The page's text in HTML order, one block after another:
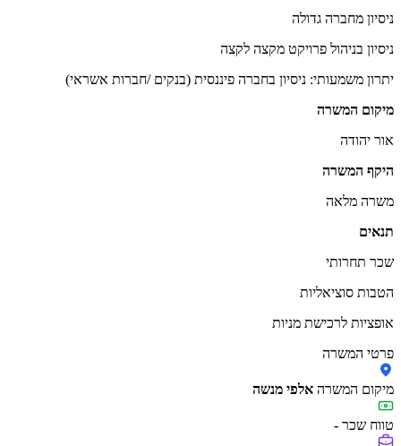
ניסיון מחברה גדולה
ניסיון בניהול פרויקט מקצה לקצה
יתרון משמעותי: ניסיון בחברה פיננסית (בנקים /חברות אשראי)
מיקום המשרה
אור יהודה
היקף המשרה
משרה מלאה
תנאים
שכר תחרותי
הטבות סוציאליות
אופציות לרכישת מניות
פרטי המשרה
מיקום המשרה אלפי מנשה
טווח שכר -